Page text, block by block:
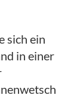
sich ein
in einer